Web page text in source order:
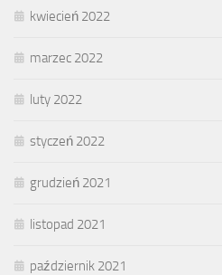
kwiecień 2022
marzec 2022
luty 2022
styczeń 2022
grudzień 2021
listopad 2021
październik 2021